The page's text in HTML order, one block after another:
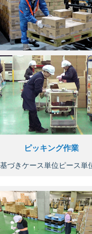
ピッキング作業
づきケース単位ピース単